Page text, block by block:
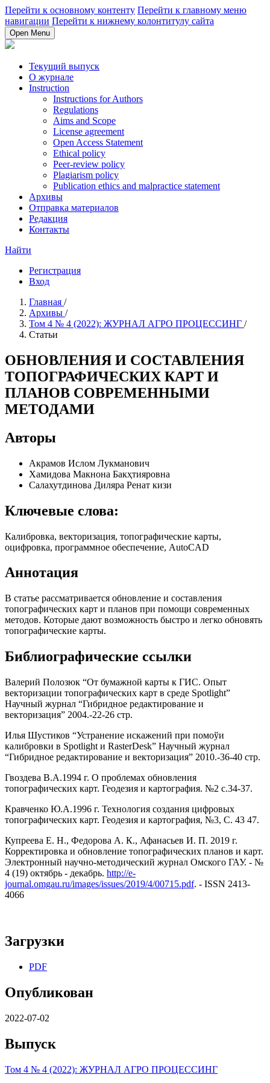
Перейти к основному контенту Перейти к главному меню
навигации Перейти к нижнему колонтитулу сайта
Open Menu
Текущий выпуск
О журнале
Instruction
Instructions for Authors
Regulations
Aims and Scope
License agreement
Open Access Statement
Ethical policy
Peer-review policy
Plagiarism policy
Publication ethics and malpractice statement
Архивы
Отправка материалов
Редакция
Контакты
Найти
Регистрация
Вход
Главная /
Архивы /
Том 4 № 4 (2022): ЖУРНАЛ АГРО ПРОЦЕССИНГ /
Статьи
ОБНОВЛЕНИЯ И СОСТАВЛЕНИЯ
ТОПОГРАФИЧЕСКИХ КАРТ И
ПЛАНОВ СОВРЕМЕННЫМИ
МЕТОДАМИ
Авторы
Акрамов Ислом Лукманович
Хамидова Макнона Бакҳтияровна
Салахутдинова Диляра Ренат кизи
Ключевые слова:
Калибровка, векторизация, топографические карты,
оцифровка, программное обеспечение, AutoCAD
Аннотация
В статье рассматривается обновление и составления
топографических карт и планов при помощи современных
методов. Которые дают возможность быстро и легко обновять
топографические карты.
Библиографические ссылки
Валерий Полозюк “От бумажной карты к ГИС. Опыт
векторизации топографических карт в среде Spotlight”
Научный журнал “Гибридное редактирование и
векторизация” 2004.-22-26 стр.
Илья Шустиков “Устранение искажений при помоўи
калибровки в Spotlight и RasterDesk” Научный журнал
“Гибридное редактирование и векторизация” 2010.-36-40 стр.
Гвоздева В.А.1994 г. О проблемах обновления
топографических карт. Геодезия и картография. №2 с.34-37.
Кравченко Ю.А.1996 г. Технология создания цифровых
топографических карт. Геодезия и картография, №3, С. 43 47.
Купреева Е. Н., Федорова А. К., Афанасьев И. П. 2019 г.
Корректировка и обновление топографических планов и карт.
Электронный научно-методический журнал Омского ГАУ. - №
4 (19) октябрь - декабрь. http://e-
journal.omgau.ru/images/issues/2019/4/00715.pdf. - ISSN 2413-
4066
Загрузки
PDF
Опубликован
2022-07-02
Выпуск
Том 4 № 4 (2022): ЖУРНАЛ АГРО ПРОЦЕССИНГ